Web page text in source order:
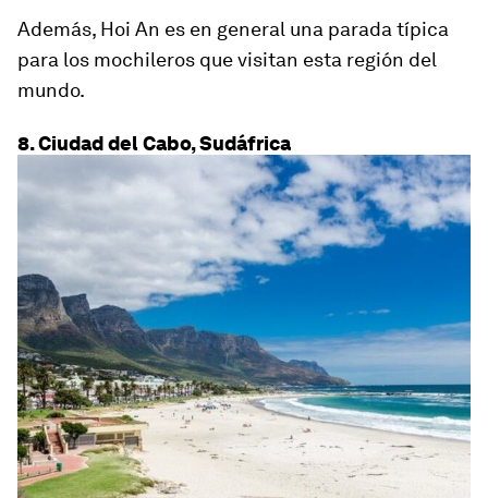
Además, Hoi An es en general una parada típica
para los mochileros que visitan esta región del
mundo.
8. Ciudad del Cabo, Sudáfrica